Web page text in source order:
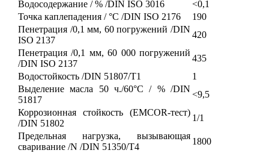
Водосодержание / % /DIN ISO 3016
<0,1
Точка каплепадения / °С /DIN ISO 2176
190
Пенетрация /0,1 мм, 60 погружений /DIN
ISO 2137
420
Пенетрация /0,1 мм, 60 000 погружений
/DIN ISO 2137
435
Водостойкость /DIN 51807/T1
1
Выделение масла 50 ч./60°С / % /DIN
51817
<9,5
Коррозионная стойкость (EMCOR-тест)
/DIN 51802
1/1
Предельная нагрузка, вызывающая
сваривание /N /DIN 51350/T4
1800